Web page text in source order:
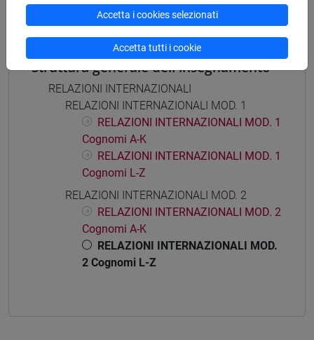
Struttura generale dell'insegnamento
RELAZIONI INTERNAZIONALI
RELAZIONI INTERNAZIONALI MOD. 1
RELAZIONI INTERNAZIONALI MOD. 1
Cognomi A-K
RELAZIONI INTERNAZIONALI MOD. 1
Cognomi L-Z
RELAZIONI INTERNAZIONALI MOD. 2
RELAZIONI INTERNAZIONALI MOD. 2
Cognomi A-K
RELAZIONI INTERNAZIONALI MOD.
2 Cognomi L-Z
Accetta i cookies selezionati
Accetta tutti i cookie